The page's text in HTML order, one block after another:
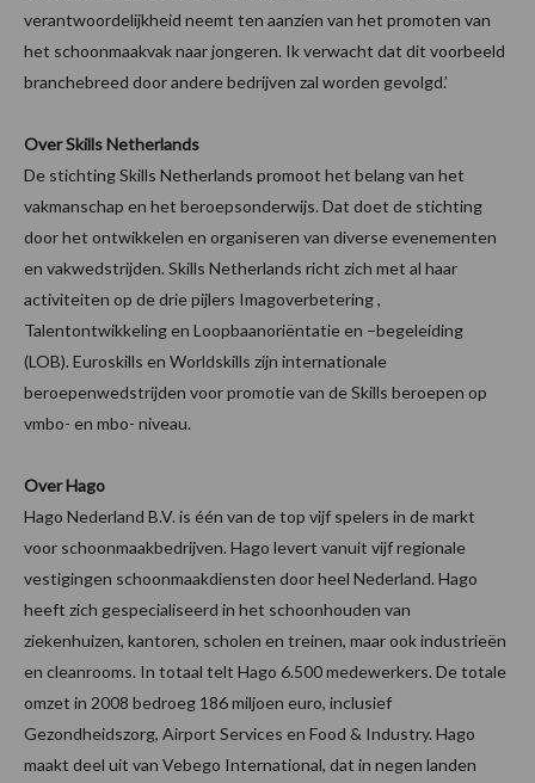
verantwoordelijkheid neemt ten aanzien van het promoten van
het schoonmaakvak naar jongeren. Ik verwacht dat dit voorbeeld
branchebreed door andere bedrijven zal worden gevolgd.’
Over Skills Netherlands
De stichting Skills Netherlands promoot het belang van het
vakmanschap en het beroepsonderwijs. Dat doet de stichting
door het ontwikkelen en organiseren van diverse evenementen
en vakwedstrijden. Skills Netherlands richt zich met al haar
activiteiten op de drie pijlers Imagoverbetering ,
Talentontwikkeling en Loopbaanoriëntatie en –begeleiding
(LOB). Euroskills en Worldskills zijn internationale
beroepenwedstrijden voor promotie van de Skills beroepen op
vmbo- en mbo- niveau.
Over Hago
Hago Nederland B.V. is één van de top vijf spelers in de markt
voor schoonmaakbedrijven. Hago levert vanuit vijf regionale
vestigingen schoonmaakdiensten door heel Nederland. Hago
heeft zich gespecialiseerd in het schoonhouden van
ziekenhuizen, kantoren, scholen en treinen, maar ook industrieën
en cleanrooms. In totaal telt Hago 6.500 medewerkers. De totale
omzet in 2008 bedroeg 186 miljoen euro, inclusief
Gezondheidszorg, Airport Services en Food & Industry. Hago
maakt deel uit van Vebego International, dat in negen landen